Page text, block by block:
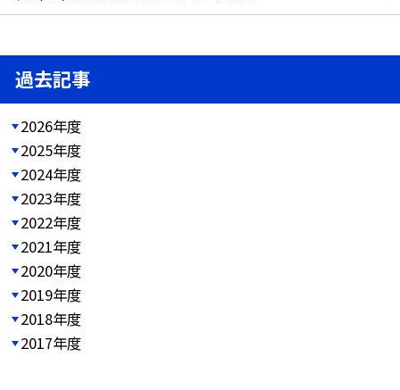
過去記事
2026年度
2025年度
2024年度
2023年度
2022年度
2021年度
2020年度
2019年度
2018年度
2017年度